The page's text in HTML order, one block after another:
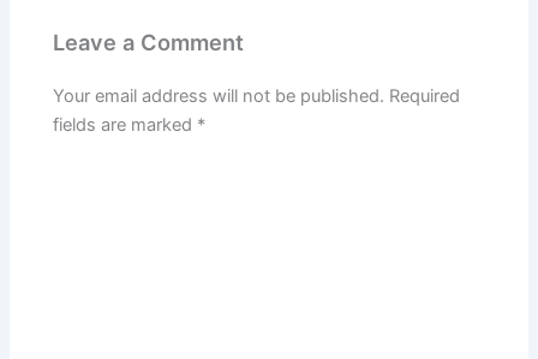
Leave a Comment
Your email address will not be published. Required
fields are marked *